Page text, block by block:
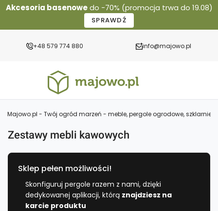
Akcesoria basenowedo -70% (promocja trwa do 19.08)
SPRAWDŹ
+48 579 774 880 info@majowo.pl
Majowo.pl - Twój ogród marzeń - meble, pergole ogrodowe, szklarnie
Zestawy mebli kawowych
Sklep pełen możliwości!
Skonfiguruj pergole razem z nami, dzięki
dedykowanej aplikacji, którą znajdziesz na
karcie produktu